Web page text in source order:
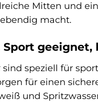
Mitten und
macht.
speziell für
für einen
und